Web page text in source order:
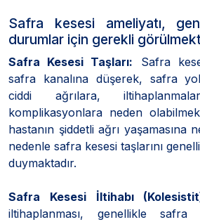
Safra kesesi ameliyatı,
durumlar için gerekli
Safra Kesesi Taşları: Safra
safra kanalına düşerek, safra
ciddi ağrılara,
komplikasyonlara neden
hastanın şiddetli ağrı yaşamasına
nedenle safra kesesi taşlarını
duymaktadır.
Safra Kesesi İltihabı
iltihaplanması, genellikle safra